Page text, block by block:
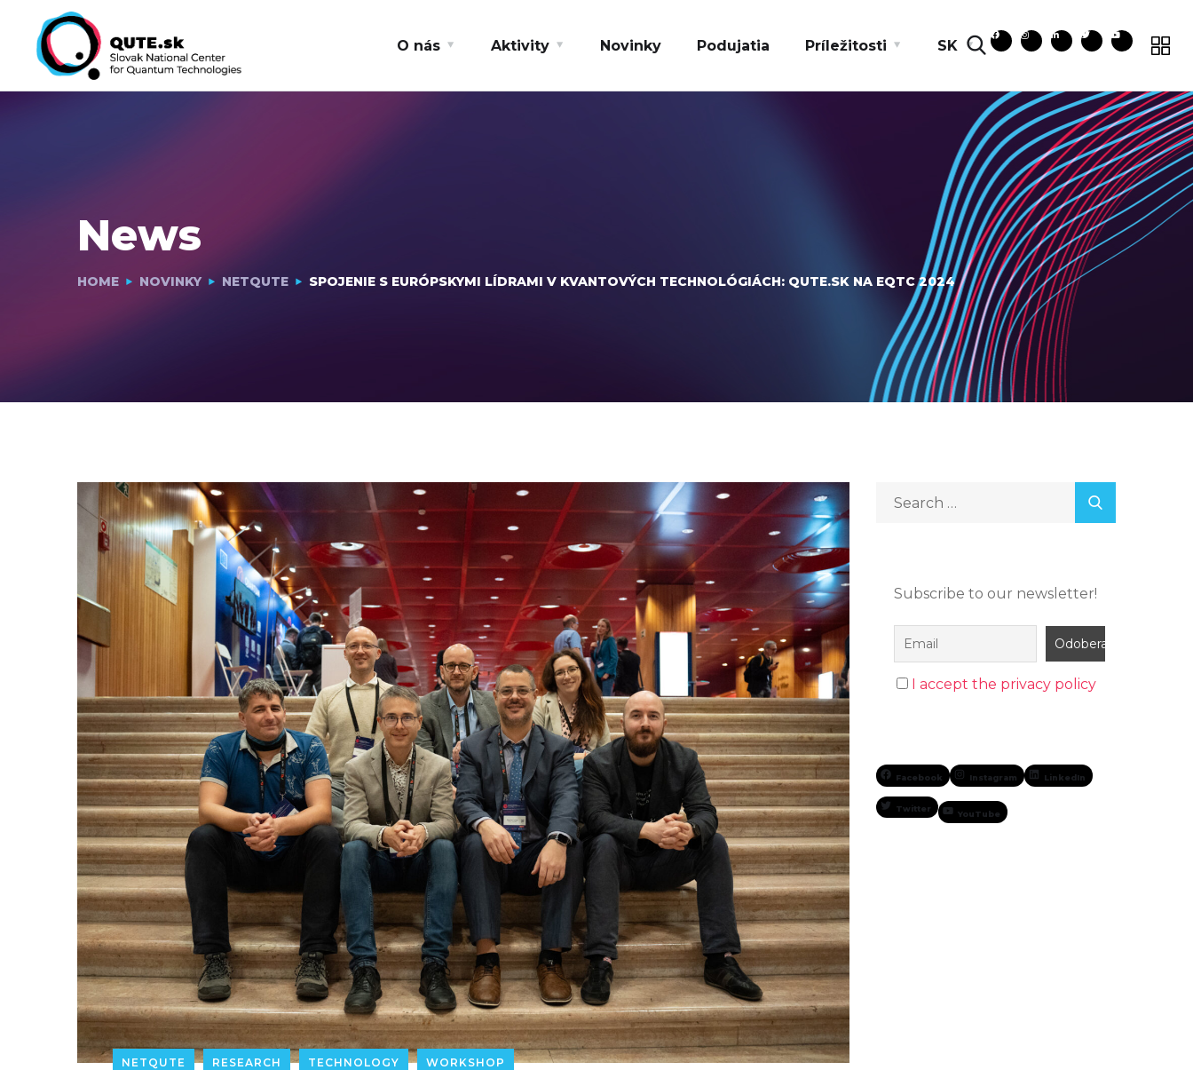
O nás Aktivity Novinky Podujatia Príležitosti SK
News
HOME NOVINKY NETQUTE SPOJENIE S EURÓPSKYMI LÍDRAMI V KVANTOVÝCH TECHNOLÓGIÁCH: QUTE.SK NA EQTC 2024
NETQUTE RESEARCH TECHNOLOGY WORKSHOP
Subscribe to our newsletter!
I accept the privacy policy
Facebook Instagram LinkedIn
Twitter YouTube